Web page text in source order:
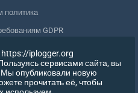
политика
GDPR
данные
согласие
https://iplogger.org
сервисами сайта, вы
опубликовали новую
прочитать её, чтобы